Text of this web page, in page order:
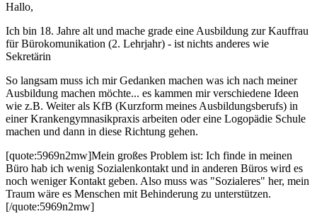
Hallo,
Ich bin 18. Jahre alt und mache grade eine Ausbildung zur Kauffrau
für Bürokomunikation (2. Lehrjahr) - ist nichts anderes wie
Sekretärin
So langsam muss ich mir Gedanken machen was ich nach meiner
Ausbildung machen möchte... es kammen mir verschiedene Ideen
wie z.B. Weiter als KfB (Kurzform meines Ausbildungsberufs) in
einer Krankengymnasikpraxis arbeiten oder eine Logopädie Schule
machen und dann in diese Richtung gehen.
[quote:5969n2mw]Mein großes Problem ist: Ich finde in meinen
Büro hab ich wenig Sozialenkontakt und in anderen Büros wird es
noch weniger Kontakt geben. Also muss was "Sozialeres" her, mein
Traum wäre es Menschen mit Behinderung zu unterstützen.
[/quote:5969n2mw]